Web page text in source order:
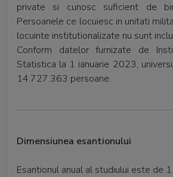
private si cunosc suficient de
Persoanele ce locuiesc in unitati
locuinte institutionalizate nu sunt
Conform datelor furnizate de
Statistica la 1 ianuarie 2023,
14.727.363 persoane.
Dimensiunea esantionului
Esantionul anual al studiului este de